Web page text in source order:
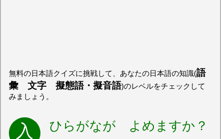
無料の日本語クイズに挑戦して、あなたの日本語の知識(語
彙 文字 擬態語・擬音語)のレベルをチェックして
みましょう。
ひらがなが よめますか？